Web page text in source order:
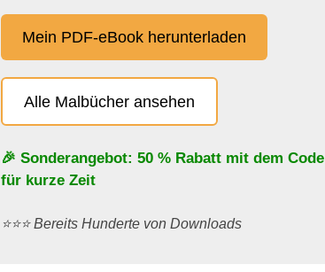
Mein PDF-eBook herunterladen
Alle Malbücher ansehen
🎉 Sonderangebot: 50 % Rabatt mit dem Code
für kurze Zeit
⭐️⭐️⭐️ Bereits Hunderte von Downloads